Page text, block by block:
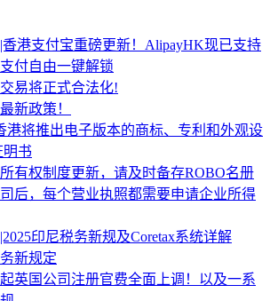
港支付宝重磅更新！AlipayHK现已支持
付自由一键解锁
易将正式合法化!
新政策！
港将推出电子版本的商标、专利和外观设
明书
有权制度更新，请及时备存ROBO名册
后，每个营业执照都需要申请企业所得
印尼税务新规及Coretax系统详解
新规定
英国公司注册官费全面上调！以及一系